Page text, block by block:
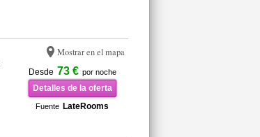
Mostrar en el mapa
Desde 73 € por noche
Detalles de la oferta
Fuente LateRooms